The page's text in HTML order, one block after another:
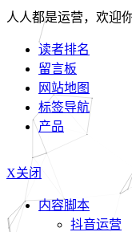
人人都是运营，欢迎
读者排名
留言板
网站地图
标签导航
产品
X关闭
内容脚本
抖音运营